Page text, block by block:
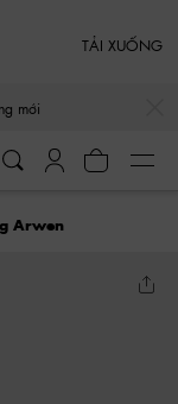
mới
Arwen
TẢI XUỐNG